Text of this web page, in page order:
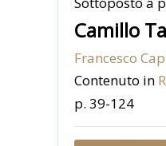
Camillo
Francesco
Contenuto in
p. 39-124